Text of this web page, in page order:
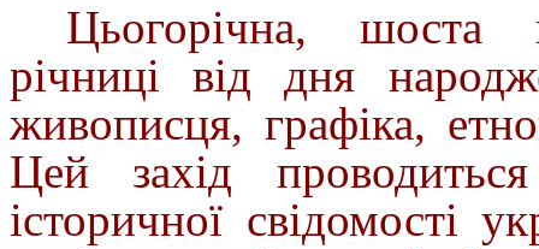
Цьогорічна, шоста
річниці від дня
живописця, графіка,
Цей захід
історичної свідомості